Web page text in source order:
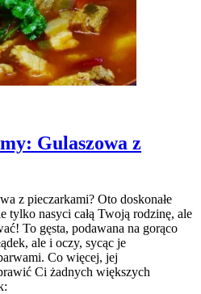
Gulaszowa z
z pieczarkami? Oto doskonałe
tylko nasyci całą Twoją rodzinę, ale
To gęsta, podawana na gorąco
ale i oczy, sycąc je
Co więcej, jej
Ci żadnych większych